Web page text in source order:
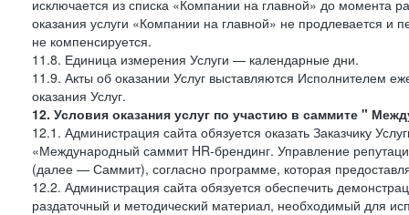
исключается из списка «Компании на главной» до момента
оказания услуги «Компании на главной» не продлевается и
не компенсируется.
11.8. Единица измерения Услуги — календарные дни.
11.9. Акты об оказании Услуг выставляются Исполнителем
оказания Услуг.
12. Условия оказания услуг по участию в саммите "
12.1. Администрация сайта обязуется оказать Заказчику
«Международный саммит HR-брендинг. Управление
(далее — Саммит), согласно программе, которая
12.2. Администрация сайта обязуется обеспечить
раздаточный и методический материал, необходимый для